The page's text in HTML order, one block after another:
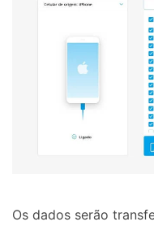
Os dados serão